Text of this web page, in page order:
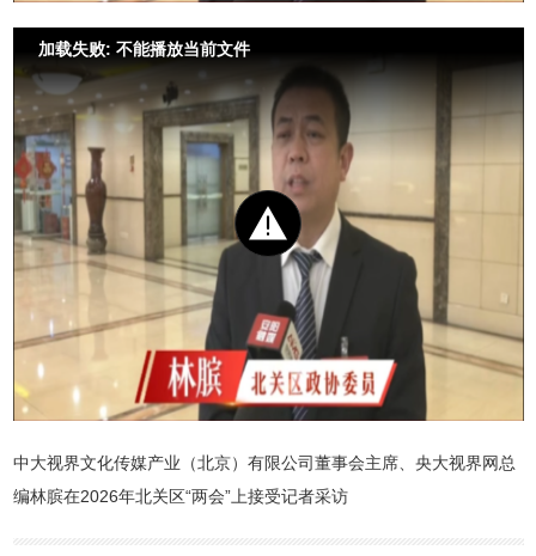
加载失败: 不能播放当前文件
中大视界文化传媒产业（北京）有限公司董事会主席、央大视界网总
编林膑在2026年北关区“两会”上接受记者采访